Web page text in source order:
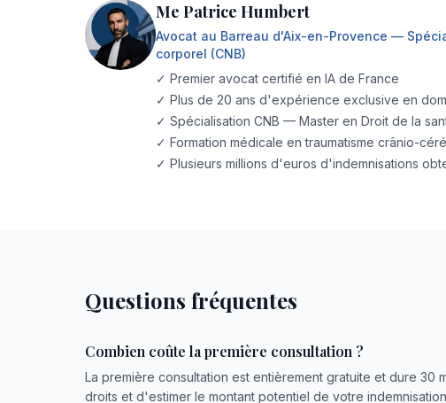
Me Patrice Humbert
Avocat au Barreau d'Aix-en-Provence —
corporel (CNB)
✓ Premier avocat certifié en IA de France
✓ Plus de 20 ans d'expérience exclusive en
✓ Spécialisation CNB — Master en Droit de la
✓ Formation médicale en traumatisme crânio-
✓ Plusieurs millions d'euros d'indemnisations
Questions fréquentes
Combien coûte la première consultation ?
La première consultation est entièrement gratuite et dure 30
droits et d'estimer le montant potentiel de votre